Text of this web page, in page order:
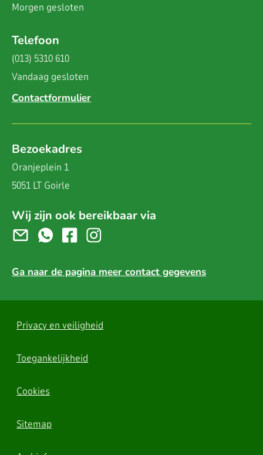
Morgen gesloten
Telefoon
(013) 5310 610
Vandaag gesloten
Contactformulier
Bezoekadres
Oranjeplein 1
5051 LT Goirle
Wij zijn ook bereikbaar via
Ga naar de pagina meer contact gegevens
Privacy en veiligheid
Toegankelijkheid
Cookies
Sitemap